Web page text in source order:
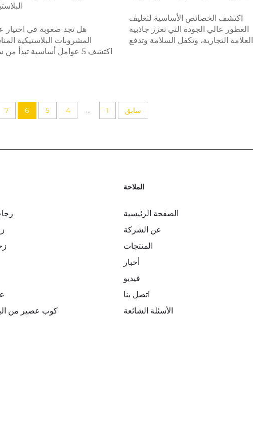
اكتشف الخصائص الأساسية لتغليف
العطور عالي الجودة التي تعزز جاذبية
العلامة التجارية، وتكفل السلامة وتدفع
هل تجد صعوبة في اختيار
المشروبات البلاستيكية
اكتشف 5 عوامل أساسية تبدأ
سابق 1
...
4
5
6
7
الملاحة
الصفحة الرئيسية
عن الشركة
المنتجات
أخبار
فيديو
اتصل بنا
الأسئلة الشائعة
كوب عصير من